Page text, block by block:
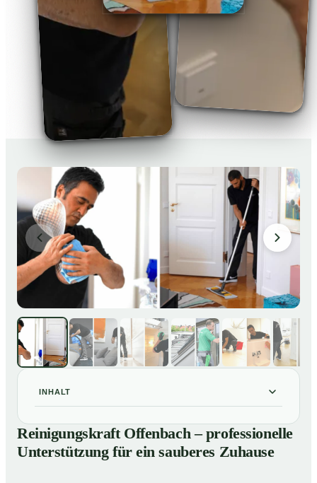
INHALT
01Reinigungskraft Offenbach – professionelle
Unterstützung für ein sauberes Zuhause
Unsere Leistungen im Überblick
Reinigungskraft Offenbach – professionelle
Unterstützung für ein sauberes Zuhause